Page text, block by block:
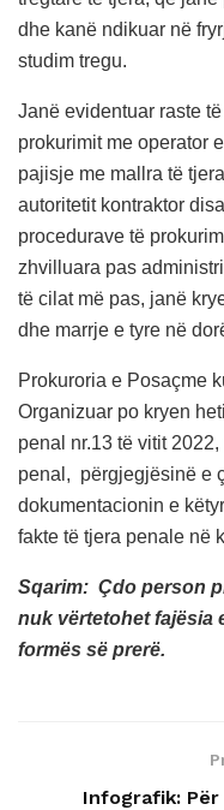
dhe kanë ndikuar në
studim tregu.
Janë evidentuar raste
prokurimit me operator
pajisje me mallra të
autoritetit kontraktor
procedurave të
zhvilluara pas
të cilat më pas, janë
dhe marrje e tyre në
Prokuroria e Posaçme
Organizuar po kryen
penal nr.13 të vitit
penal, përgjegjësinë e
dokumentacionin e
fakte të tjera penale në
Sqarim: Çdo person
nuk vërtetohet fajësia
formës së prerë.
Infografik: